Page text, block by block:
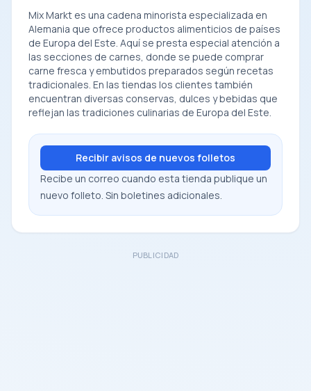
Mix Markt es una cadena minorista especializada en
Alemania que ofrece productos alimenticios de países
de Europa del Este. Aquí se presta especial atención a
las secciones de carnes, donde se puede comprar
carne fresca y embutidos preparados según recetas
tradicionales. En las tiendas los clientes también
encuentran diversas conservas, dulces y bebidas que
reflejan las tradiciones culinarias de Europa del Este.
Recibir avisos de nuevos folletos
Recibe un correo cuando esta tienda publique un
nuevo folleto. Sin boletines adicionales.
PUBLICIDAD